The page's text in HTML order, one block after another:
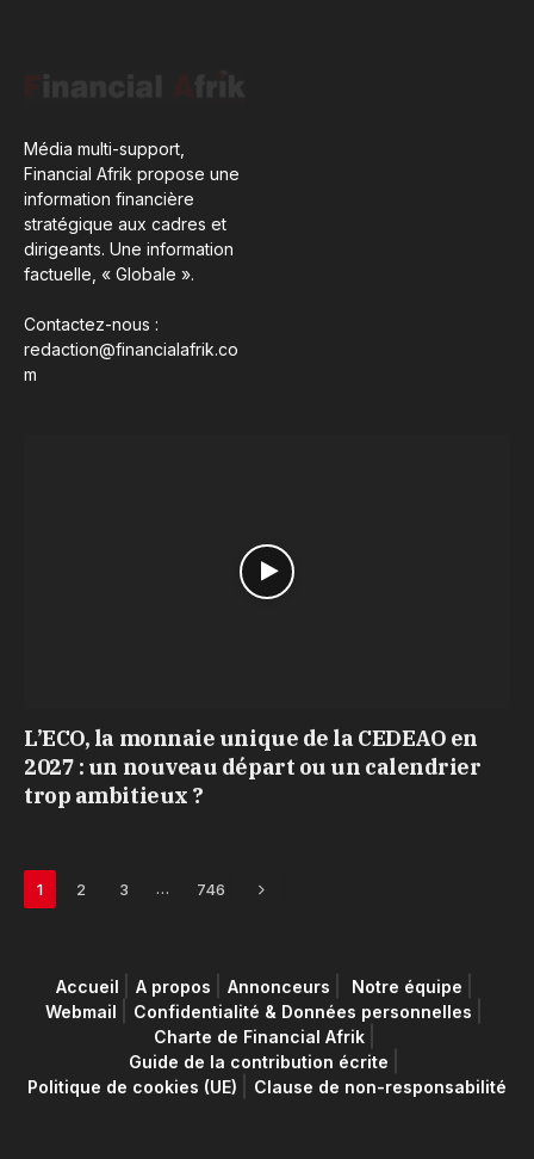
Média multi-support,
Financial Afrik propose une
information financière
stratégique aux cadres et
dirigeants. Une information
factuelle, « Globale ».
Contactez-nous :
redaction@financialafrik.co
m
L’ECO, la monnaie unique de la CEDEAO en
2027 : un nouveau départ ou un calendrier
trop ambitieux ?
1 2 3 … 746 Next
Accueil A propos Annonceurs
Notre équipe
Webmail
Confidentialité & Données personnelles
Charte de Financial Afrik
Guide de la contribution écrite
Politique de cookies (UE)
Clause de non-responsabilité